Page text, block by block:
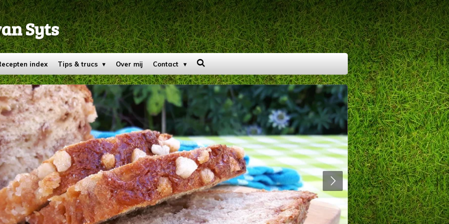
Syts
index Tips & trucs Over mij Contact